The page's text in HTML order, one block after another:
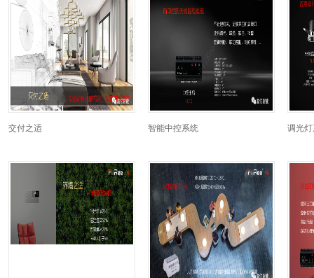
交付之适 智能中控系统 调光